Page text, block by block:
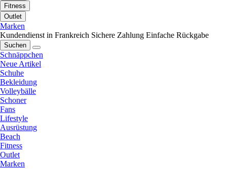
Fitness
Outlet
Marken
Kundendienst in Frankreich Sichere Zahlung Einfache Rückgabe
Suchen
Schnäppchen
Neue Artikel
Schuhe
Bekleidung
Volleybälle
Schoner
Fans
Lifestyle
Ausrüstung
Beach
Fitness
Outlet
Marken